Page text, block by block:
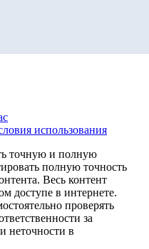
использования
точную и полную
полную точность
Весь контент
доступе в интернете.
проверять
за
неточности в